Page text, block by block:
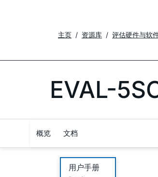
主页 资源库 评估硬件与软
EVAL-
概览 文档
用户手册